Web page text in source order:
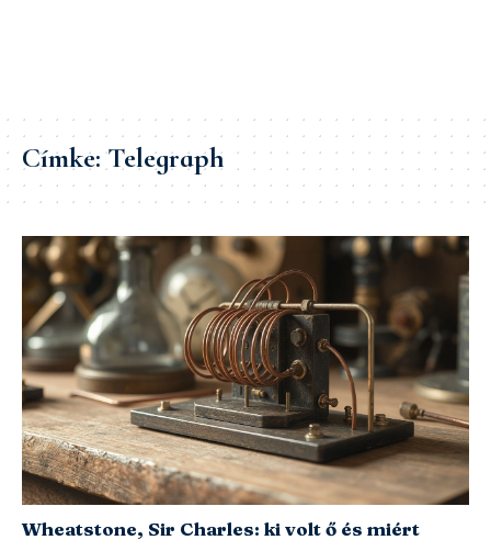
Címke:Telegraph
Wheatstone, Sir Charles: ki volt ő és miért